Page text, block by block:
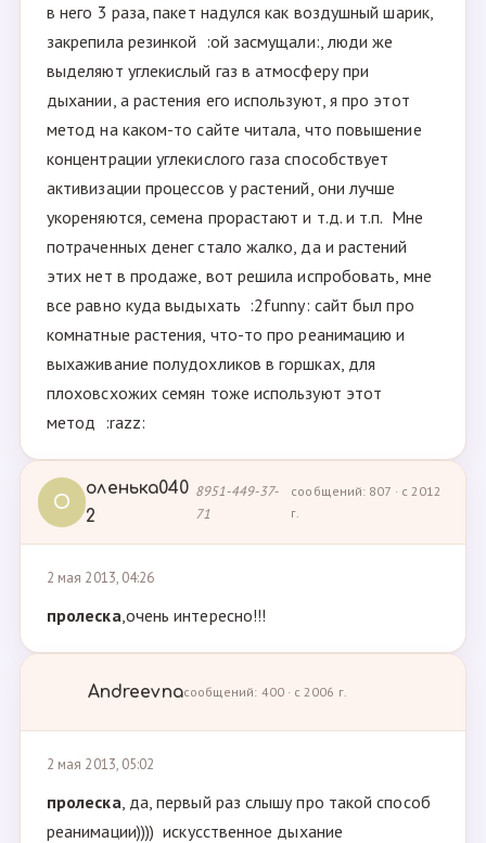
в него 3 раза, пакет надулся как воздушный шарик,
закрепила резинкой :ой засмущали:, люди же
выделяют углекислый газ в атмосферу при
дыхании, а растения его используют, я про этот
метод на каком-то сайте читала, что повышение
концентрации углекислого газа способствует
активизации процессов у растений, они лучше
укореняются, семена прорастают и т.д. и т.п. Мне
потраченных денег стало жалко, да и растений
этих нет в продаже, вот решила испробовать, мне
все равно куда выдыхать :2funny: сайт был про
комнатные растения, что-то про реанимацию и
выхаживание полудохликов в горшках, для
плоховсхожих семян тоже используют этот
метод :razz:
О
оленька040
2
8951-449-37-
71
сообщений: 807 · с 2012
г.
2 мая 2013, 04:26
пролеска,очень интересно!!!
Andreevnaсообщений: 400 · с 2006 г.
2 мая 2013, 05:02
пролеска, да, первый раз слышу про такой способ
реанимации)))) искусственное дыхание